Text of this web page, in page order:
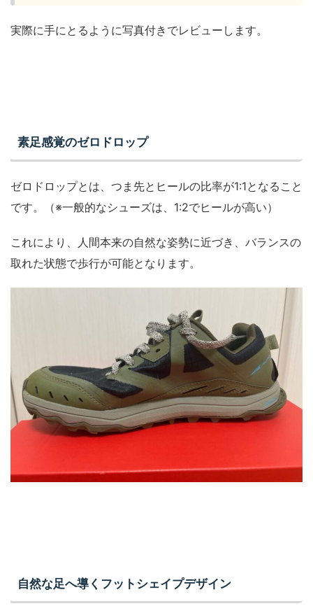
実際に手にとるように写真付きでレビューします。
素足感覚のゼロドロップ
ゼロドロップとは、つま先とヒールの比率が1:1となること
です。（※一般的なシューズは、1:2でヒールが高い）
これにより、人間本来の自然な姿勢に近づき、バランスの
取れた状態で歩行が可能となります。
自然な足へ導くフットシェイプデザイン